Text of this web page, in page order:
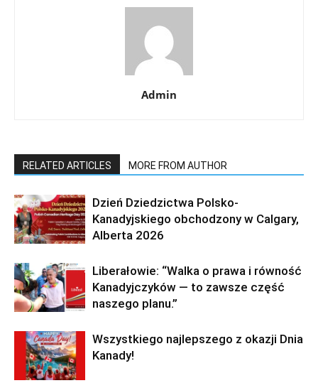
Admin
RELATED ARTICLES MORE FROM AUTHOR
Dzień Dziedzictwa Polsko-
Kanadyjskiego obchodzony w Calgary,
Alberta 2026
Liberałowie: “Walka o prawa i równość
Kanadyjczyków — to zawsze część
naszego planu.”
Wszystkiego najlepszego z okazji Dnia
Kanady!